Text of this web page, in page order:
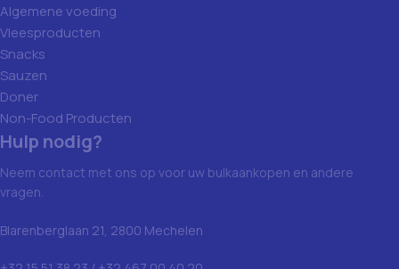
Algemene voeding
Vleesproducten
Snacks
Sauzen
Doner
Non-Food Producten
Hulp nodig?
Neem contact met ons op voor uw bulkaankopen en andere
vragen.
Blarenberglaan 21, 2800 Mechelen